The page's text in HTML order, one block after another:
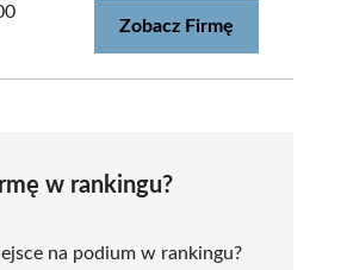
Zobacz Firmę
w rankingu?
na podium w rankingu?